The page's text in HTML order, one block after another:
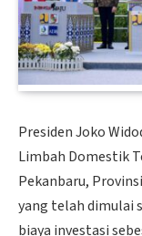
Presiden Joko
Limbah Domestik
Pekanbaru,
yang telah dimulai
biaya investasi